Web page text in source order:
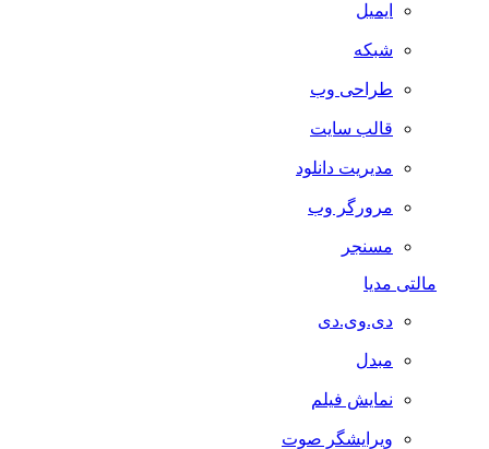
ایمیل
شبکه
طراحی وب
قالب سایت
مدیریت دانلود
مرورگر وب
مسنجر
مالتی مدیا
دی.وی.دی
مبدل
نمایش فیلم
ویرایشگر صوت